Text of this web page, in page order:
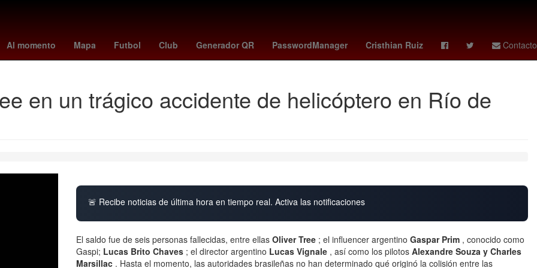
Al momento Mapa Futbol Club Generador QR PasswordManager Cristhian Ruiz Contacto
Rosario Incendio Asamblea disney plus hugo aguilar ortiz candidato Racing Club Arturo Carmona
en un trágico accidente de helicóptero en Río de
🚨 Recibe noticias de última hora en tiempo real. Activa las notificaciones
El saldo fue de seis personas fallecidas, entre ellas Oliver Tree ; el influencer argentino Gaspar Prim , conocido como
Gaspi; Lucas Brito Chaves ; el director argentino Lucas Vignale , así como los pilotos Alexandre Souza y Charles
Marsillac . Hasta el momento, las autoridades brasileñas no han determinado qué originó la colisión entre las